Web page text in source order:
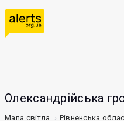
Олександрійська
Мапа світла Рівненська